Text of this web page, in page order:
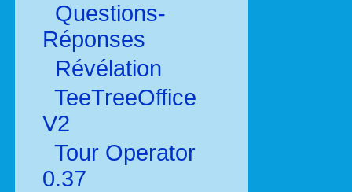
Questions-
Réponses
Révélation
TeeTreeOffice
V2
Tour Operator
0.37